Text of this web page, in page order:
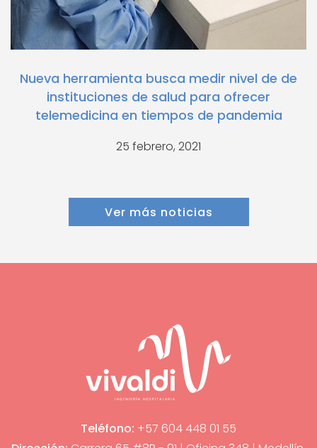
Nueva herramienta busca medir nivel de de
instituciones de salud para ofrecer
telemedicina en tiempos de pandemia
25 febrero, 2021
Ver más noticias
Teléfono: +57 604 448 01 55